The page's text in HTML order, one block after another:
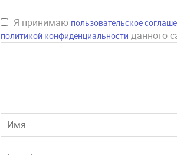
Я принимаю пользовательское
политикой конфиденциальности данного